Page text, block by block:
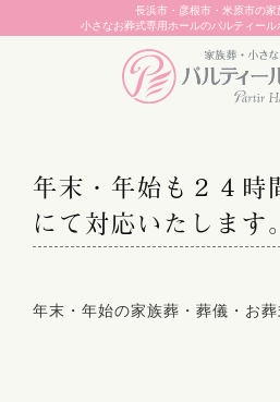
長浜市・彦根市・米原市の家
小さなお葬式専用ホールのパルティール
年末・年始も２４時
にて対応いたします。
年末・年始の家族葬・葬儀・お